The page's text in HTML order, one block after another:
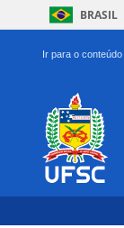
BRASIL
Ir para o conteúdo